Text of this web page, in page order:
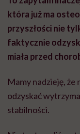
która już ma
przyszłości nie
faktycznie
miała przed
Mamy nadzieję, że
odzyskać
stabilności.